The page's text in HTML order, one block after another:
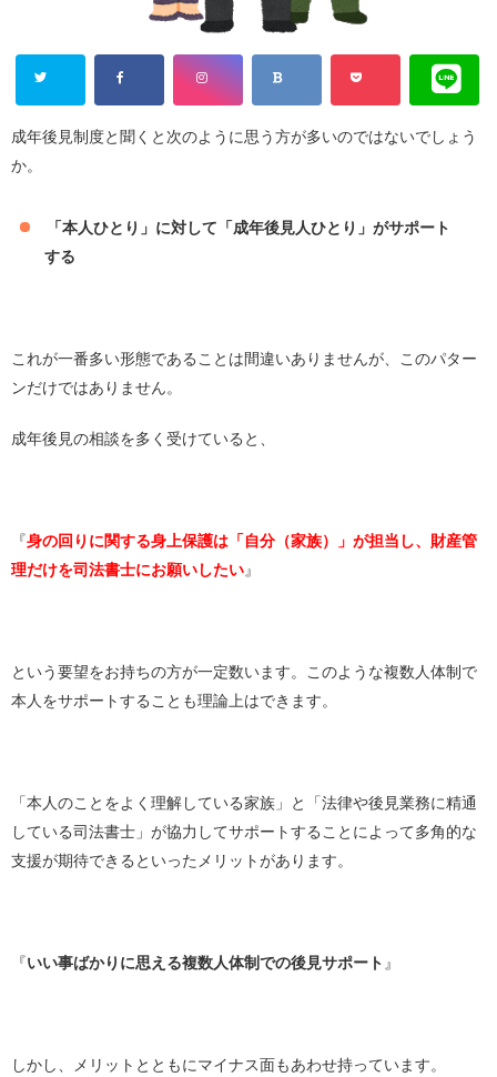
成年後見制度と聞くと次のように思う方が多いのではないでしょう
か。
「本人ひとり」に対して「成年後見人ひとり」がサポート
する
これが一番多い形態であることは間違いありませんが、このパター
ンだけではありません。
成年後見の相談を多く受けていると、
『身の回りに関する身上保護は「自分（家族）」が担当し、財産管
理だけを司法書士にお願いしたい』
という要望をお持ちの方が一定数います。このような複数人体制で
本人をサポートすることも理論上はできます。
「本人のことをよく理解している家族」と「法律や後見業務に精通
している司法書士」が協力してサポートすることによって多角的な
支援が期待できるといったメリットがあります。
『いい事ばかりに思える複数人体制での後見サポート 』
しかし、メリットとともにマイナス面もあわせ持っています。